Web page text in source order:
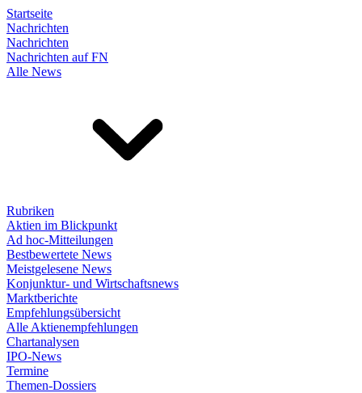
Startseite
Nachrichten
Nachrichten
Nachrichten auf FN
Alle News
Rubriken
Aktien im Blickpunkt
Ad hoc-Mitteilungen
Bestbewertete News
Meistgelesene News
Konjunktur- und Wirtschaftsnews
Marktberichte
Empfehlungsübersicht
Alle Aktienempfehlungen
Chartanalysen
IPO-News
Termine
Themen-Dossiers